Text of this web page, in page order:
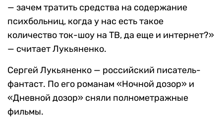
— зачем тратить средства на содержание
психбольниц, когда у нас есть такое
количество ток-шоу на ТВ, да еще и интернет?»
— считает Лукьяненко.
Сергей Лукьяненко — российский писатель-
фантаст. По его романам «Ночной дозор» и
«Дневной дозор» сняли полнометражные
фильмы.